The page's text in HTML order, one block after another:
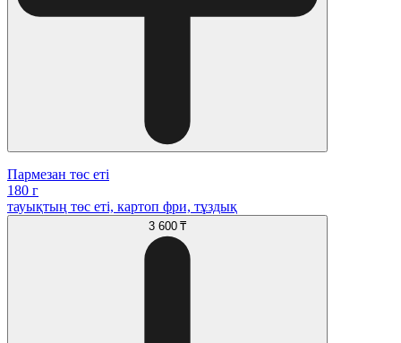
Пармезан төс еті
180 г
тауықтың төс еті, картоп фри, тұздық
3 600 ₸